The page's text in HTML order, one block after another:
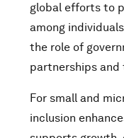
global efforts to
among
the role of
partnerships and
For small and
inclusion